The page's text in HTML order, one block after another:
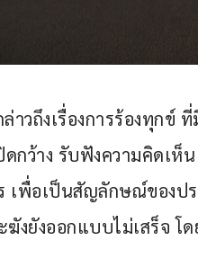
าวถึงเรื่องการร้องทุกข์
กว้าง รับฟังความคิดเห็
เพื่อเป็นสัญลักษณ์ของป
งยังออกแบบไม่เสร็จ โ